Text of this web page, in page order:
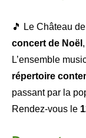
🎵 Le Château
concert de Noël
L’ensemble
répertoire
passant par la
Rendez-vous le